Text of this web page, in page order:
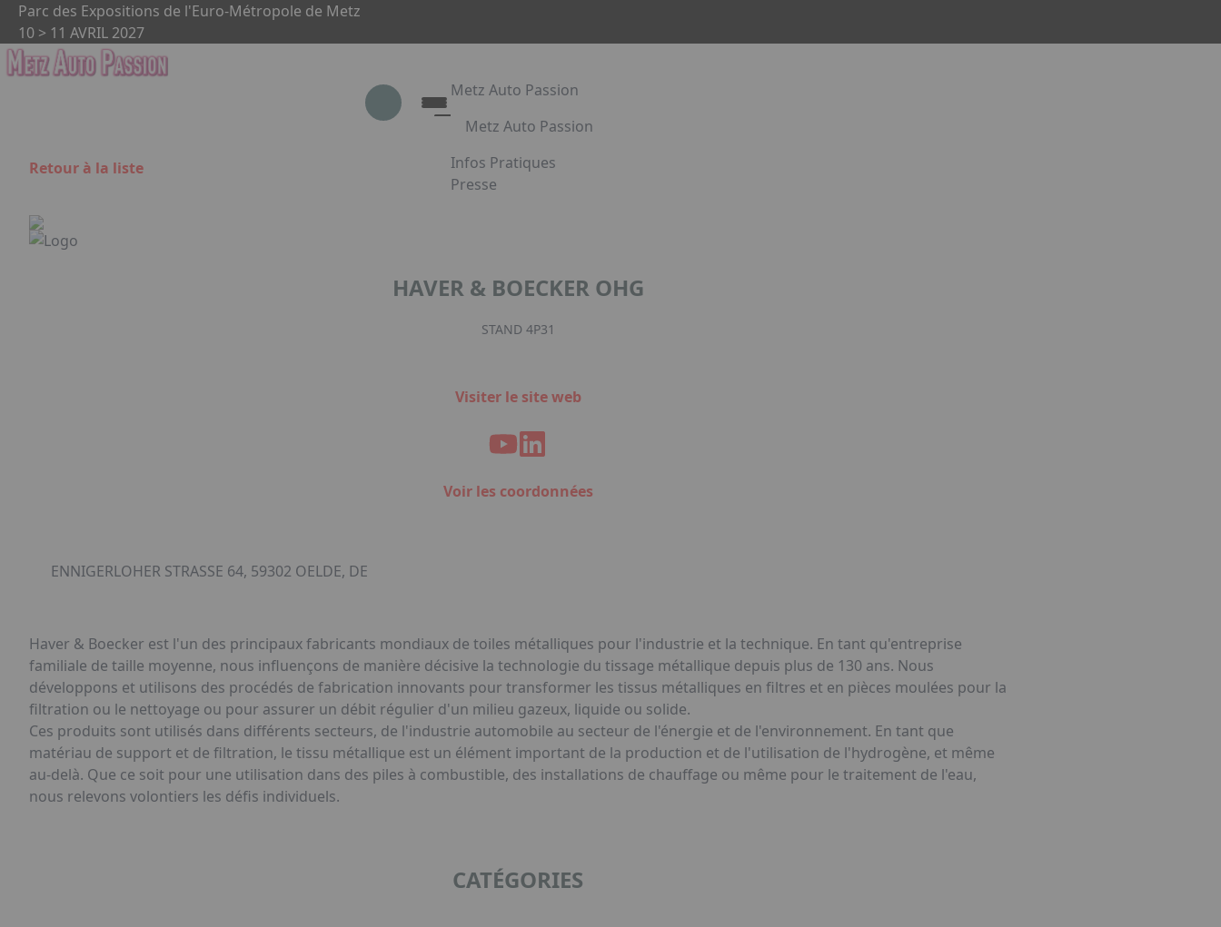
Aller au contenu principal
Parc des Expositions de l'Euro-Métropole de Metz
10 > 11 AVRIL 2027
Metz Auto Passion
Metz Auto Passion
Le rendez-vous des passionnés d'automobile
Metz Auto Passion en images
Infos Pratiques
Presse
Retour à la liste
HAVER & BOECKER OHG
STAND 4P31
Visiter le site web
Voir les coordonnées
ENNIGERLOHER STRASSE 64, 59302 OELDE, DE
Haver & Boecker est l'un des principaux fabricants mondiaux de toiles métalliques pour l'industrie et la technique. En tant qu'entreprise
familiale de taille moyenne, nous influençons de manière décisive la technologie du tissage métallique depuis plus de 130 ans. Nous
développons et utilisons des procédés de fabrication innovants pour transformer les tissus métalliques en filtres et en pièces moulées pour la
filtration ou le nettoyage ou pour assurer un débit régulier d'un milieu gazeux, liquide ou solide.
Ces produits sont utilisés dans différents secteurs, de l'industrie automobile au secteur de l'énergie et de l'environnement. En tant que
matériau de support et de filtration, le tissu métallique est un élément important de la production et de l'utilisation de l'hydrogène, et même
au-delà. Que ce soit pour une utilisation dans des piles à combustible, des installations de chauffage ou même pour le traitement de l'eau,
nous relevons volontiers les défis individuels.
CATÉGORIES
Panneau de gestion des cookies